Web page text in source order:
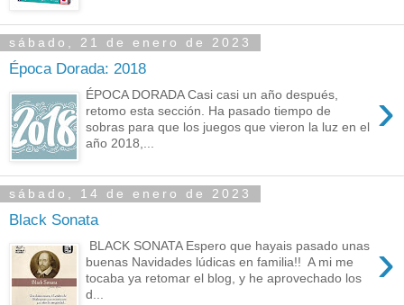
sábado, 21 de enero de 2023
Época Dorada: 2018
›
ÉPOCA DORADA Casi casi un año después,
retomo esta sección. Ha pasado tiempo de
sobras para que los juegos que vieron la luz en el
año 2018,...
sábado, 14 de enero de 2023
Black Sonata
›
BLACK SONATA Espero que hayais pasado unas
buenas Navidades lúdicas en familia!! A mi me
tocaba ya retomar el blog, y he aprovechado los
d...